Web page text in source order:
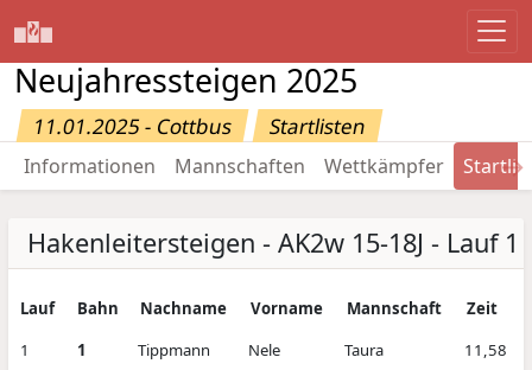
Neujahressteigen 2025
11.01.2025 - Cottbus Startlisten
Informationen Mannschaften Wettkämpfer →
Hakenleitersteigen - AK2w 15-18J - Lauf 1
Lauf Bahn Nachname Vorname Mannschaft
Zeit
1
1 Tippmann Nele Taura
11,58